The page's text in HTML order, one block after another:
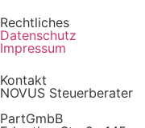
Rechtliches
Datenschutz
Impressum
Kontakt
NOVUS Steuerberater
PartGmbB